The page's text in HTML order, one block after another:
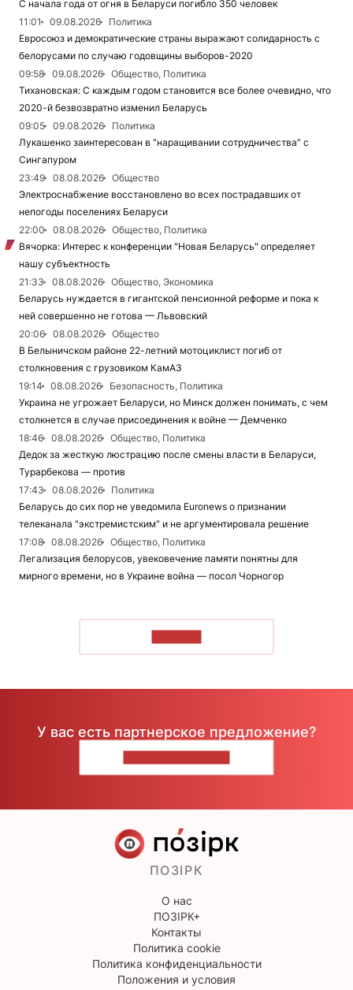
С начала года от огня в Беларуси погибло 350 человек
11:01
09.08.2026
Политика
Евросоюз и демократические страны выражают солидарность с
белорусами по случаю годовщины выборов-2020
09:58
09.08.2026
Общество, Политика
Тихановская: С каждым годом становится все более очевидно, что
2020-й безвозвратно изменил Беларусь
09:05
09.08.2026
Политика
Лукашенко заинтересован в “наращивании сотрудничества” с
Сингапуром
23:49
08.08.2026
Общество
Электроснабжение восстановлено во всех пострадавших от
непогоды поселениях Беларуси
22:00
08.08.2026
Общество, Политика
Вячорка: Интерес к конференции "Новая Беларусь" определяет
нашу субъектность
21:33
08.08.2026
Общество, Экономика
Беларусь нуждается в гигантской пенсионной реформе и пока к
ней совершенно не готова — Львовский
20:06
08.08.2026
Общество
В Белыничском районе 22-летний мотоциклист погиб от
столкновения с грузовиком КамАЗ
19:14
08.08.2026
Безопасность, Политика
Украина не угрожает Беларуси, но Минск должен понимать, с чем
столкнется в случае присоединения к войне — Демченко
18:46
08.08.2026
Общество, Политика
Дедок за жесткую люстрацию после смены власти в Беларуси,
Турарбекова — против
17:43
08.08.2026
Политика
Беларусь до сих пор не уведомила Euronews о признании
телеканала "экстремистским" и не аргументировала решение
17:08
08.08.2026
Общество, Политика
Легализация белорусов, увековечение памяти понятны для
мирного времени, но в Украине война — посол Чорногор
У вас есть партнерское предложение?
ПОЗІРК
О нас
ПОЗІРК+
Контакты
Политика cookie
Политика конфиденциальности
Положения и условия